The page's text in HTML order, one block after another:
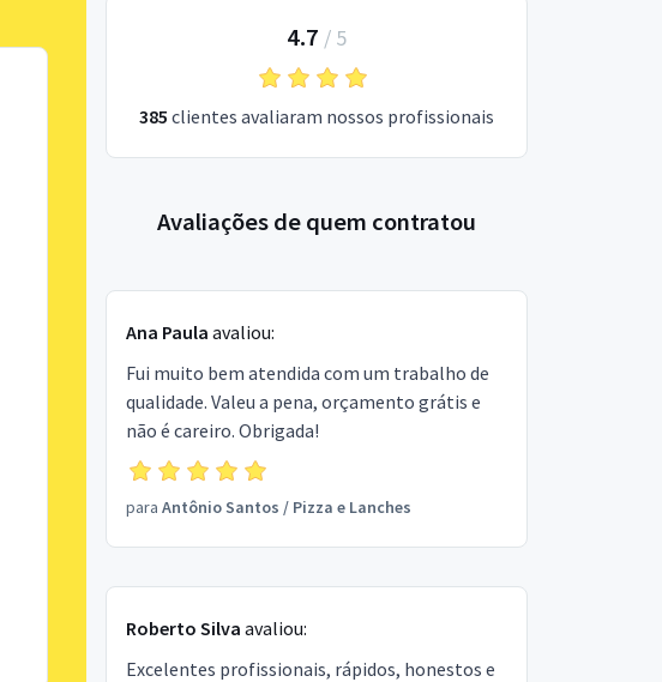
4.7 / 5
385 clientes avaliaram nossos profissionais
Avaliações de quem contratou
Ana Paula avaliou:
Fui muito bem atendida com um trabalho de
qualidade. Valeu a pena, orçamento grátis e
não é careiro. Obrigada!
para Antônio Santos / Pizza e Lanches
Roberto Silva avaliou:
Excelentes profissionais, rápidos, honestos e